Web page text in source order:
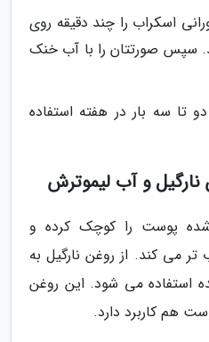
اسکراب را چند دقیقه روی
سپس صورتتان را با آب خنک
تا سه بار در هفته استفاده
پوست را کوچک کرده و
می کند. از روغن نارگیل به
استفاده می شود. این روغن
هم کاربرد دارد.